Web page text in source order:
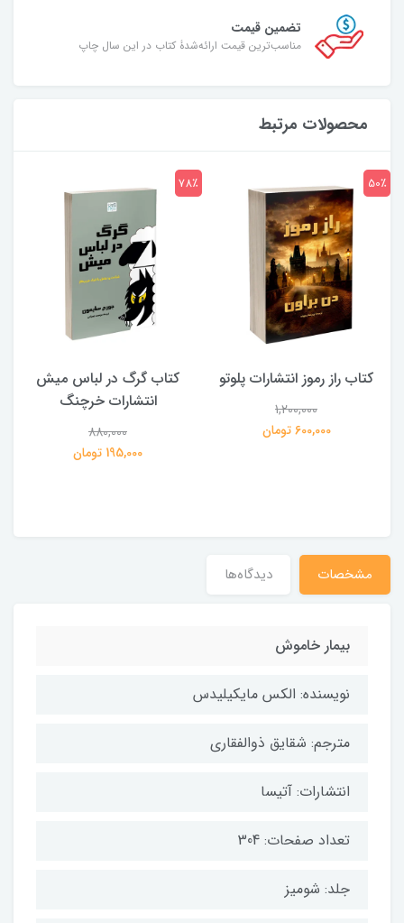
تضمین قیمت
مناسب‌ترین قیمت ارائه‌شدۀ کتاب در این سال چاپ
محصولات مرتبط
کتاب راز رموز انتشارات پلوتو
1,200,000
600,000 تومان
50٪
کتاب گرگ در لباس میش
انتشارات خرچنگ
880,000
195,000 تومان
78٪
مشخصات دیدگاه‌ها
بیمار خاموش
نویسنده: الکس مایکیلیدس
مترجم: شقایق ذوالفقاری
انتشارات: آتیسا
تعداد صفحات: 304
جلد: شومیز